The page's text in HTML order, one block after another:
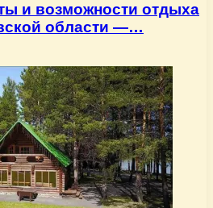
и возможности отдыха
области —…